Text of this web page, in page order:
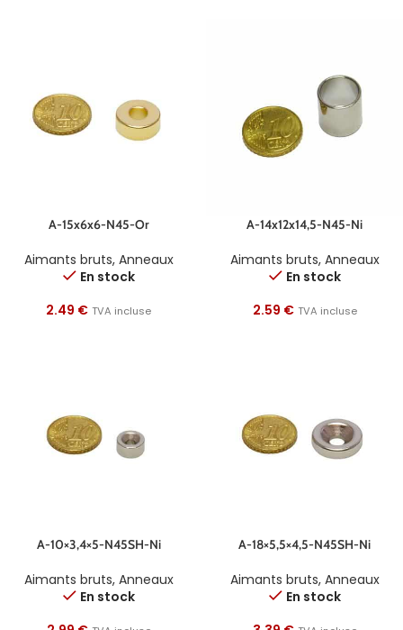
A-15x6x6-N45-Or
Aimants bruts, Anneaux
En stock
2.49 € TVA incluse
A-14x12x14,5-N45-Ni
Aimants bruts, Anneaux
En stock
2.59 € TVA incluse
A-10×3,4×5-N45SH-Ni
Aimants bruts, Anneaux
En stock
A-18×5,5×4,5-N45SH-Ni
Aimants bruts, Anneaux
En stock